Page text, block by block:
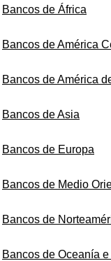
Bancos de África
Bancos de América
Bancos de América
Bancos de Asia
Bancos de Europa
Bancos de Medio
Bancos de
Bancos de Oceanía